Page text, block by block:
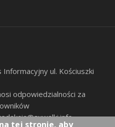
Informacyjny ul. Kościuszki
odpowiedzialności za
,
tej stronie, aby